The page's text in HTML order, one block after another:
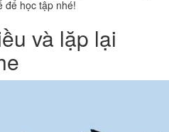
để học tập nhé!
và lặp lại